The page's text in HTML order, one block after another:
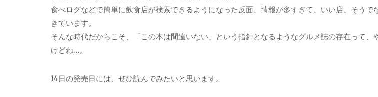
食べログなどで簡単に飲食店が検索できるようになった反面、情報が多すぎて、いい店、そうで
きています。
そんな時代だからこそ、「この本は間違いない」という指針となるようなグルメ誌の存在って、
けどね…。
14日の発売日には、ぜひ読んでみたいと思います。